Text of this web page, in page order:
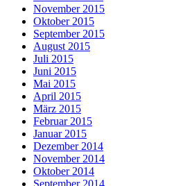
November 2015
Oktober 2015
September 2015
August 2015
Juli 2015
Juni 2015
Mai 2015
April 2015
März 2015
Februar 2015
Januar 2015
Dezember 2014
November 2014
Oktober 2014
September 2014